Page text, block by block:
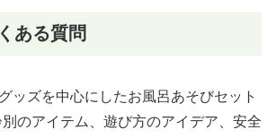
ある質問
ッズを中心にしたお風呂あそびセット
のアイテム、遊び方のアイデア、安全